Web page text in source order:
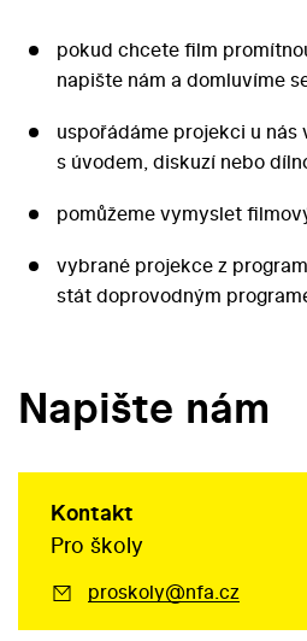
pokud chcete film
napište nám a domluvíme
uspořádáme projekci u nás
s úvodem, diskuzí nebo
pomůžeme vymyslet
vybrané projekce z
stát doprovodným
Napište nám
Kontakt
Pro školy
proskoly@nfa.cz